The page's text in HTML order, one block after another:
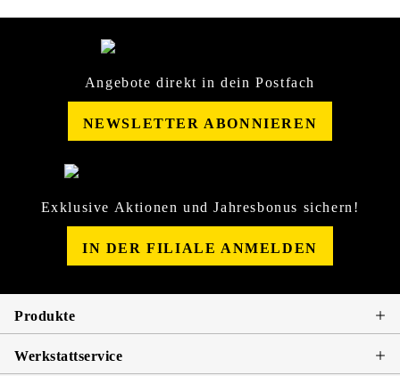
Angebote direkt in dein Postfach
NEWSLETTER ABONNIEREN
Exklusive Aktionen und Jahresbonus sichern!
IN DER FILIALE ANMELDEN
Produkte
Werkstattservice